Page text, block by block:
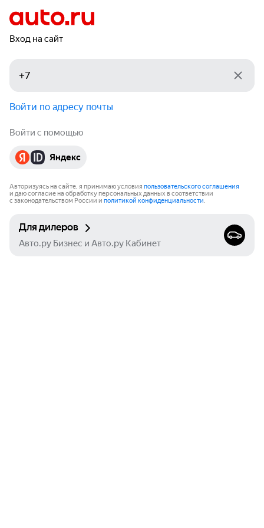
Вход на сайт
Войти по адресу почты
Войти с помощью
Яндекс
Авторизуясь на сайте, я принимаю условия пользовательского соглашения
и даю согласие на обработку персональных данных в соответствии
с законодательством России и политикой конфиденциальности.
Для дилеров
Авто.ру Бизнес и Авто.ру Кабинет